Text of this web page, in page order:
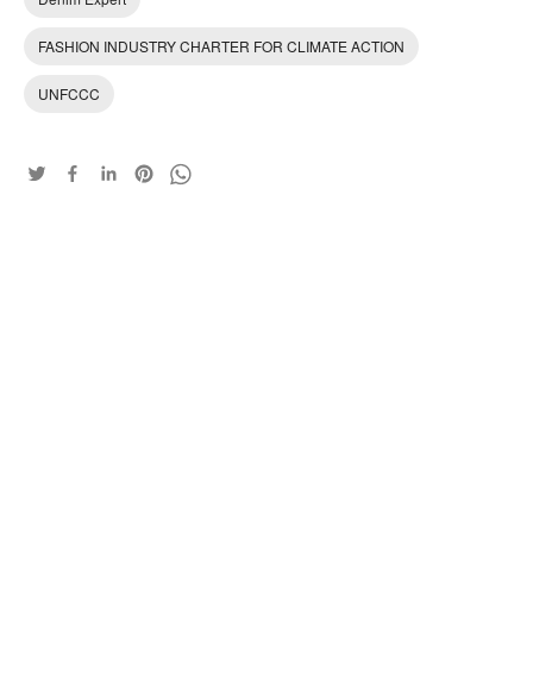
FASHION INDUSTRY CHARTER FOR CLIMATE ACTION
UNFCCC